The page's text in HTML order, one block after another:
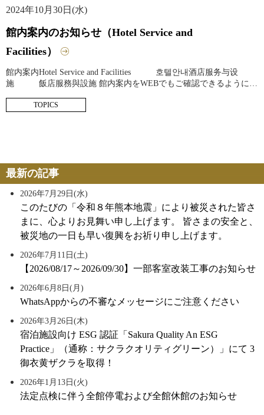
2024年10月30日(水)
館内案内のお知らせ（Hotel Service and
Facilities）
館内案内Hotel Service and Facilities 호텔안내酒店服务与设
施 飯店服務與設施 館内案内をWEBでもご確認できるようにい
ください。なお、紙面での館内案内をご希望の方は、チェックイン
TOPICS
最新の記事
2026年7月29日(水)
このたびの「令和８年熊本地震」により被災された皆さ
まに、心よりお見舞い申し上げます。 皆さまの安全と、
被災地の一日も早い復興をお祈り申し上げます。
2026年7月11日(土)
【2026/08/17～2026/09/30】一部客室改装工事のお知らせ
2026年6月8日(月)
WhatsAppからの不審なメッセージにご注意ください
2026年3月26日(木)
宿泊施設向け ESG 認証「Sakura Quality An ESG
Practice」（通称：サクラクオリティグリーン）」にて 3
御衣黄ザクラを取得！
2026年1月13日(火)
法定点検に伴う全館停電および全館休館のお知らせ